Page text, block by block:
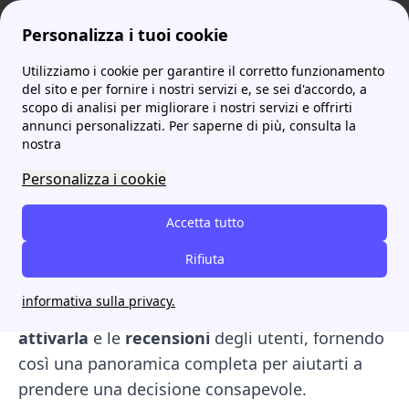
Personalizza i tuoi cookie
Utilizziamo i cookie per garantire il corretto funzionamento
del sito e per fornire i nostri servizi e, se sei d'accordo, a
scopo di analisi per migliorare i nostri servizi e offrirti
annunci personalizzati. Per saperne di più, consulta la
nostra
Personalizza i cookie
Accetta tutto
Rifiuta
informativa sulla privacy.
ProntoBolletta MorePrezzi A2A Easy Luce: caratteristiche, costi e recensioni
A2A Easy Luce:
caratteristiche, costi e
recensioni
Quali sono le principali caratteristiche di
questa offerta? In questo articolo, abbiamo
Luce,a chi si rivolge
attivarla e le recensioni degli utenti, fornendo
così una panoramica completa per aiutarti a
prendere una decisione consapevole.